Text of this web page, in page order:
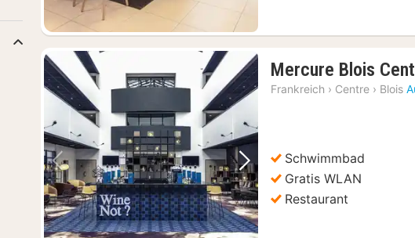
Vorheriges Bild Nächstes Bild
Mercure Blois
Frankreich › Centre › Blois
Schwimmbad
Gratis WLAN
Restaurant